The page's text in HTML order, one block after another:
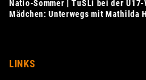
Natio-Sommer | TuSLi bei der
Mädchen: Unterwegs mit Mathilda
LINKS